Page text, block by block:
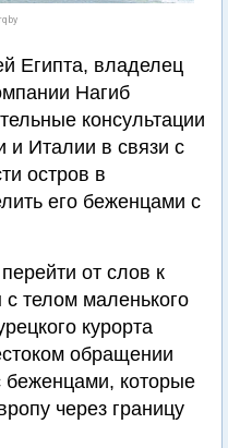
Египта, владелец
Нагиб
консультации
и Италии в связи с
остров в
его беженцами с
от слов к
телом маленького
курорта
обращении
беженцами, которые
через границу